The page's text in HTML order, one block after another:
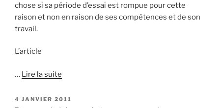
chose si sa période d’essai est rompue pour cette
raison et non en raison de ses compétences et de son
travail.
L’article
… Lire la suite
PUBLIÉ
4 JANVIER 2011